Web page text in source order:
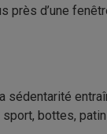
d’une
sédentarité
bottes,